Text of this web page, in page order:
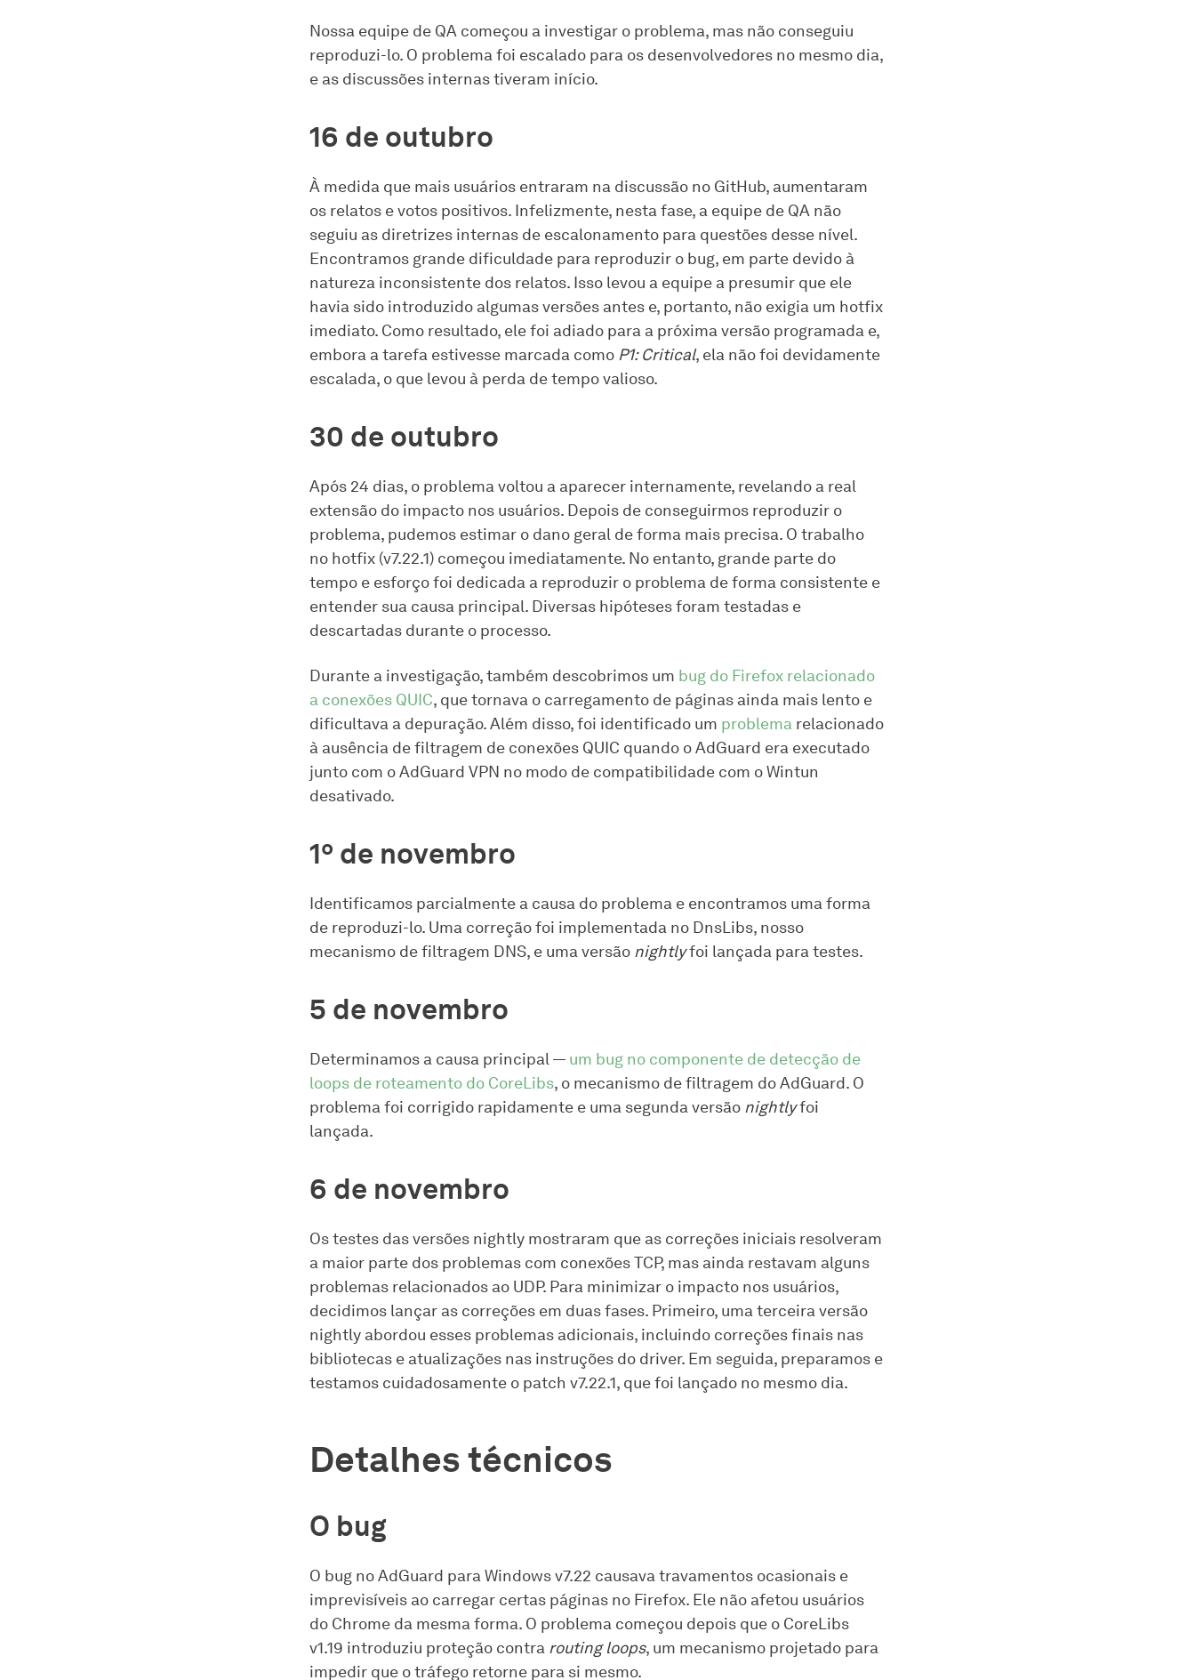
Nossa equipe de QA começou a investigar o problema, mas não conseguiu
reproduzi-lo. O problema foi escalado para os desenvolvedores no mesmo dia,
e as discussões internas tiveram início.
16 de outubro
À medida que mais usuários entraram na discussão no GitHub, aumentaram
os relatos e votos positivos. Infelizmente, nesta fase, a equipe de QA não
seguiu as diretrizes internas de escalonamento para questões desse nível.
Encontramos grande dificuldade para reproduzir o bug, em parte devido à
natureza inconsistente dos relatos. Isso levou a equipe a presumir que ele
havia sido introduzido algumas versões antes e, portanto, não exigia um hotfix
imediato. Como resultado, ele foi adiado para a próxima versão programada e,
embora a tarefa estivesse marcada como P1: Critical, ela não foi devidamente
escalada, o que levou à perda de tempo valioso.
30 de outubro
Após 24 dias, o problema voltou a aparecer internamente, revelando a real
extensão do impacto nos usuários. Depois de conseguirmos reproduzir o
problema, pudemos estimar o dano geral de forma mais precisa. O trabalho
no hotfix (v7.22.1) começou imediatamente. No entanto, grande parte do
tempo e esforço foi dedicada a reproduzir o problema de forma consistente e
entender sua causa principal. Diversas hipóteses foram testadas e
descartadas durante o processo.
Durante a investigação, também descobrimos um bug do Firefox relacionado
a conexões QUIC, que tornava o carregamento de páginas ainda mais lento e
dificultava a depuração. Além disso, foi identificado um problema relacionado
à ausência de filtragem de conexões QUIC quando o AdGuard era executado
junto com o AdGuard VPN no modo de compatibilidade com o Wintun
desativado.
1º de novembro
Identificamos parcialmente a causa do problema e encontramos uma forma
de reproduzi-lo. Uma correção foi implementada no DnsLibs, nosso
mecanismo de filtragem DNS, e uma versão nightlyfoi lançada para testes.
5 de novembro
Determinamos a causa principal — um bug no componente de detecção de
loops de roteamento do CoreLibs, o mecanismo de filtragem do AdGuard. O
problema foi corrigido rapidamente e uma segunda versão nightlyfoi
lançada.
6 de novembro
Os testes das versões nightly mostraram que as correções iniciais resolveram
a maior parte dos problemas com conexões TCP, mas ainda restavam alguns
problemas relacionados ao UDP. Para minimizar o impacto nos usuários,
decidimos lançar as correções em duas fases. Primeiro, uma terceira versão
nightly abordou esses problemas adicionais, incluindo correções finais nas
bibliotecas e atualizações nas instruções do driver. Em seguida, preparamos e
testamos cuidadosamente o patch v7.22.1, que foi lançado no mesmo dia.
Detalhes técnicos
O bug
O bug no AdGuard para Windows v7.22 causava travamentos ocasionais e
imprevisíveis ao carregar certas páginas no Firefox. Ele não afetou usuários
do Chrome da mesma forma. O problema começou depois que o CoreLibs
v1.19 introduziu proteção contra routing loops, um mecanismo projetado para
impedir que o tráfego retorne para si mesmo.